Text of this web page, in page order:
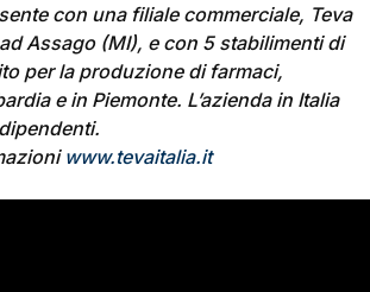
con una filiale commerciale, Teva
Assago (MI), e con 5 stabilimenti di
per la produzione di farmaci,
e in Piemonte. L’azienda in Italia
www.tevaitalia.it